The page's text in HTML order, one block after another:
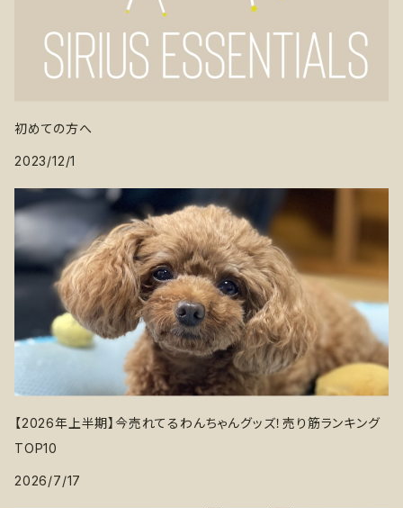
初めての方へ
2023/12/1
【2026年上半期】今売れてるわんちゃんグッズ！売り筋ランキング
TOP10
2026/7/17